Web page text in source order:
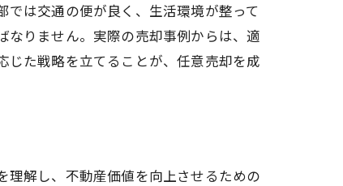
は交通の便が良く、生活環境が整って
なりません。実際の売却事例からは、適
じた戦略を立てることが、任意売却を成
解し、不動産価値を向上させるための